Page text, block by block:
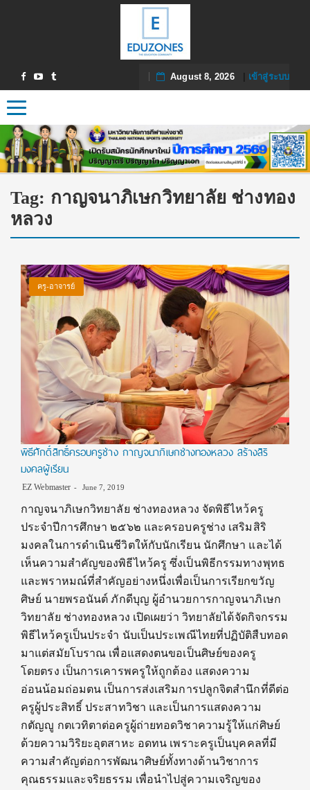
August 8, 2026| เข้าสู่ระบบ
Toggle navigation
Tag: กาญจนาภิเษกวิทยาลัย ช่างทอง
หลวง
ครู-อาจารย์
พิธีศักดิ์สิทธิ์ครอบครูช่าง กาญจนาภิเษกช่างทองหลวง สร้างสิริ
มงคลผู้เรียน
EZ Webmaster June 7, 2019
กาญจนาภิเษกวิทยาลัย ช่างทองหลวง จัดพิธีไหว้ครู
ประจำปีการศึกษา ๒๕๖๒ และครอบครูช่าง เสริมสิริ
มงคลในการดำเนินชีวิตให้กับนักเรียน นักศึกษา และได้
เห็นความสำคัญของพิธีไหว้ครู ซึ่งเป็นพิธีกรรมทางพุทธ
และพราหมณ์ที่สำคัญอย่างหนึ่งเพื่อเป็นการเรียกขวัญ
ศิษย์ นายพรอนันต์ ภักดีบุญ ผู้อำนวยการกาญจนาภิเษก
วิทยาลัย ช่างทองหลวง เปิดเผยว่า วิทยาลัยได้จัดกิจกรรม
พิธีไหว้ครูเป็นประจำ นับเป็นประเพณีไทยที่ปฏิบัติสืบทอด
มาแต่สมัยโบราณ เพื่อแสดงตนขอเป็นศิษย์ของครู
โดยตรง เป็นการเคารพครูให้ถูกต้อง แสดงความ
อ่อนน้อมถ่อมตน เป็นการส่งเสริมการปลูกจิตสำนึกที่ดีต่อ
ครูผู้ประสิทธิ์ ประสาทวิชา และเป็นการแสดงความ
กตัญญู กตเวทิตาต่อครูผู้ถ่ายทอดวิชาความรู้ให้แก่ศิษย์
ด้วยความวิริยะอุตสาหะ อดทน เพราะครูเป็นบุคคลที่มี
ความสำคัญต่อการพัฒนาศิษย์ทั้งทางด้านวิชาการ
คุณธรรมและจริยธรรม เพื่อนำไปสู่ความเจริญของ